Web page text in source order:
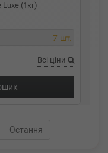
(1кг)
7 шт.
Всі ціни
Остання